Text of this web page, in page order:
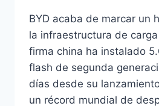
BYD acaba de marcar un
la infraestructura de
firma china ha instalado
flash de segunda
días desde su
un récord mundial de